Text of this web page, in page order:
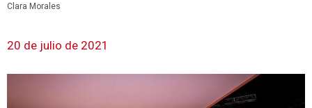
Clara Morales
20 de julio de 2021